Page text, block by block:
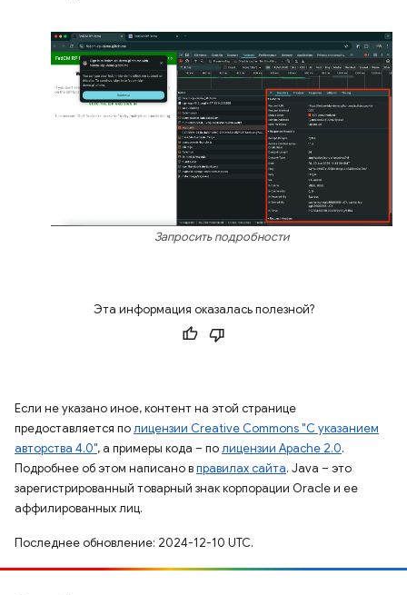
Запросить подробности
Эта информация оказалась полезной?
Если не указано иное, контент на этой странице
предоставляется полицензии Creative Commons "С указанием
авторства 4.0", а примеры кода – полицензии Apache 2.0.
Подробнее об этом написано вправилах сайта. Java – это
зарегистрированный товарный знак корпорации Oracle и ее
аффилированных лиц.
Последнее обновление: 2024-12-10 UTC.